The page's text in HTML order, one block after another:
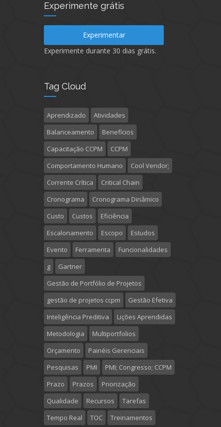
Experimente grátis
Experimentar
Experimente durante 30 dias grátis.
Tag Cloud
Aprendizado
Atividades
Balanceamento
Benefícios
Capacitação CCPM
CCPM
Comportamento Humano
Cool Vendor;
Corrente Crítica
Critical Chain
Cronograma
Cronograma Dinâmico
Custo
Custos
Eficiência
Escalonamento
Escopo
Estudos
Evento
Ferramenta
Funcionalidades
g
Gartner
Gestão de Portfólio de Projetos
gestão de projetos ccpm
Gestão Efetiva
Inteligência Preditiva
Lições Aprendidas
Metodologia
Multiportfolios
Orçamento
Painéis Gerenciais
Pesquisas
PMI
PMI; Congresso; CCPM
Prazo
Prazos
Priorização
Qualidade
Recursos
Tarefas
Tempo Real
TOC Treinamentos